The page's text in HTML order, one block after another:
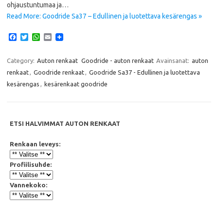
ohjaustuntumaa ja…
Read More: Goodride Sa37 – Edullinen ja luotettava kesärengas »
e
b
o
o
T
t
e
r
W
t
A
p
E
i
l
Category: Auton renkaat Goodride - auton renkaat Avainsanat: auton
renkaat
Goodride renkaat
Goodride Sa37 - Edullinen ja luotettava
kesärengas
kesärenkaat goodride
ETSI HALVIMMAT AUTON RENKAAT
Renkaan leveys:
Profiilisuhde:
Vannekoko: